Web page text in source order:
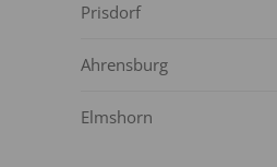
Prisdorf
Ahrensburg
Elmshorn